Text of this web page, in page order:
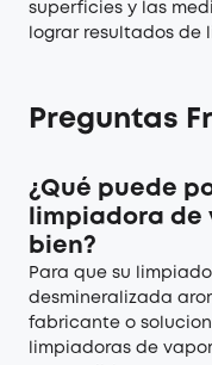
superficies y las
lograr resultados de
Preguntas
¿Qué puede
limpiadora de
bien?
Para que su
desmineralizada
fabricante o
limpiadoras de